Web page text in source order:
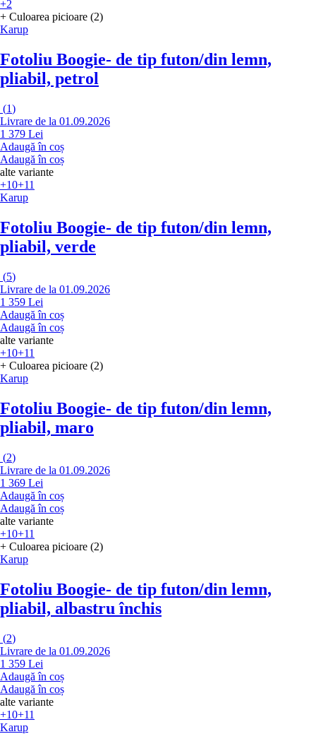
+2
+ Culoarea picioare (2)
Karup
Fotoliu Boogie- de tip futon/din lemn,
pliabil, petrol
(1)
Livrare de la 01.09.2026
1 379 Lei
Adaugă în coș
Adaugă în coș
alte variante
+10+11
Karup
Fotoliu Boogie- de tip futon/din lemn,
pliabil, verde
(5)
Livrare de la 01.09.2026
1 359 Lei
Adaugă în coș
Adaugă în coș
alte variante
+10+11
+ Culoarea picioare (2)
Karup
Fotoliu Boogie- de tip futon/din lemn,
pliabil, maro
(2)
Livrare de la 01.09.2026
1 369 Lei
Adaugă în coș
Adaugă în coș
alte variante
+10+11
+ Culoarea picioare (2)
Karup
Fotoliu Boogie- de tip futon/din lemn,
pliabil, albastru închis
(2)
Livrare de la 01.09.2026
1 359 Lei
Adaugă în coș
Adaugă în coș
alte variante
+10+11
Karup